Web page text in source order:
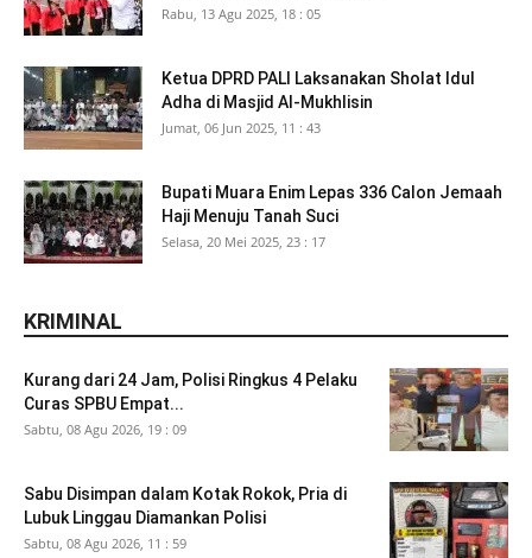
Rabu, 13 Agu 2025, 18 : 05
Ketua DPRD PALI Laksanakan Sholat Idul
Adha di Masjid Al-Mukhlisin
Jumat, 06 Jun 2025, 11 : 43
Bupati Muara Enim Lepas 336 Calon Jemaah
Haji Menuju Tanah Suci
Selasa, 20 Mei 2025, 23 : 17
KRIMINAL
Kurang dari 24 Jam, Polisi Ringkus 4 Pelaku
Curas SPBU Empat...
Sabtu, 08 Agu 2026, 19 : 09
Sabu Disimpan dalam Kotak Rokok, Pria di
Lubuk Linggau Diamankan Polisi
Sabtu, 08 Agu 2026, 11 : 59